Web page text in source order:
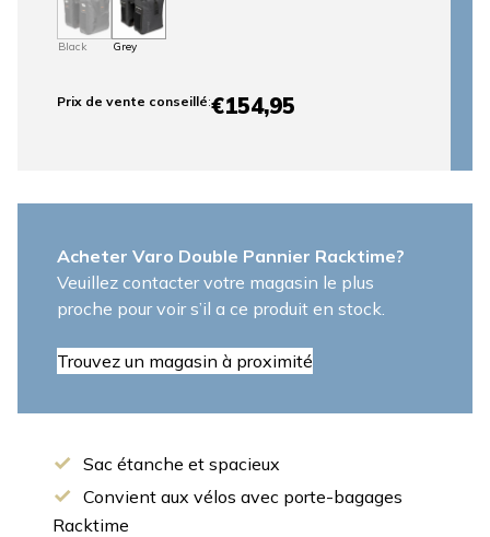
Black Grey
Prix ​​de vente conseillé:€154,95
Acheter Varo Double Pannier Racktime?
Veuillez contacter votre magasin le plus
proche pour voir s’il a ce produit en stock.
Trouvez un magasin à proximité
Sac étanche et spacieux
Convient aux vélos avec porte-bagages
Racktime